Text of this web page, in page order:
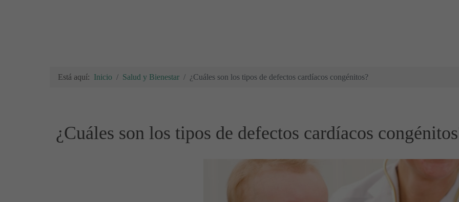
Está aquí: Inicio Salud y Bienestar ¿Cuáles son los tipos de defectos cardíacos congénitos?
¿Cuáles son los tipos de defectos cardíacos